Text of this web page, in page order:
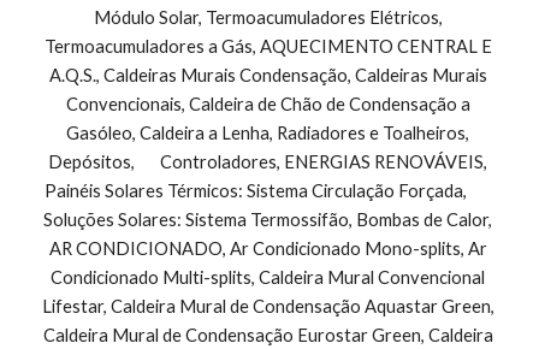
Módulo Solar, Termoacumuladores Elétricos,
Termoacumuladores a Gás, AQUECIMENTO CENTRAL E
A.Q.S., Caldeiras Murais Condensação, Caldeiras Murais
Convencionais, Caldeira de Chão de Condensação a
Gasóleo, Caldeira a Lenha, Radiadores e Toalheiros,
Depósitos,       Controladores, ENERGIAS RENOVÁVEIS,
Painéis Solares Térmicos: Sistema Circulação Forçada,
Soluções Solares: Sistema Termossifão, Bombas de Calor,
AR CONDICIONADO, Ar Condicionado Mono-splits, Ar
Condicionado Multi-splits, Caldeira Mural Convencional
Lifestar, Caldeira Mural de Condensação Aquastar Green,
Caldeira Mural de Condensação Eurostar Green, Caldeira